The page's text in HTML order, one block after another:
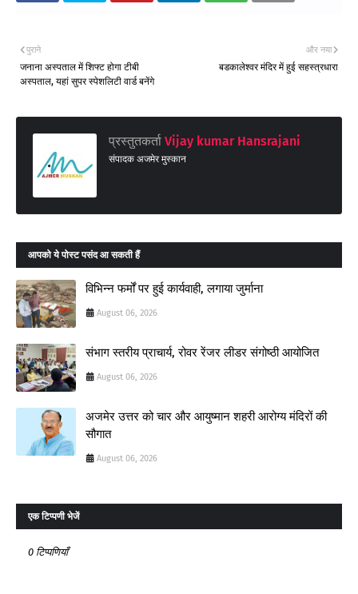
और नया
बडकालेश्वर मंदिर में हुई सहस्त्रधारा
पुराने
जनाना अस्पताल में शिफ्ट होगा टीबी
अस्पताल, यहां सुपर स्पेशलिटी वार्ड बनेंगे
प्रस्तुतकर्ता Vijay kumar Hansrajani
संपादक अजमेर मुस्कान
आपको ये पोस्ट पसंद आ सकती हैं
विभिन्न फर्मों पर हुई कार्यवाही, लगाया जुर्माना
August 06, 2026
संभाग स्तरीय प्राचार्य, रोवर रेंजर लीडर संगोष्ठी आयोजित
August 06, 2026
अजमेर उत्तर को चार और आयुष्मान शहरी आरोग्य मंदिरों की
सौगात
August 06, 2026
एक टिप्पणी भेजें
0 टिप्पणियाँ